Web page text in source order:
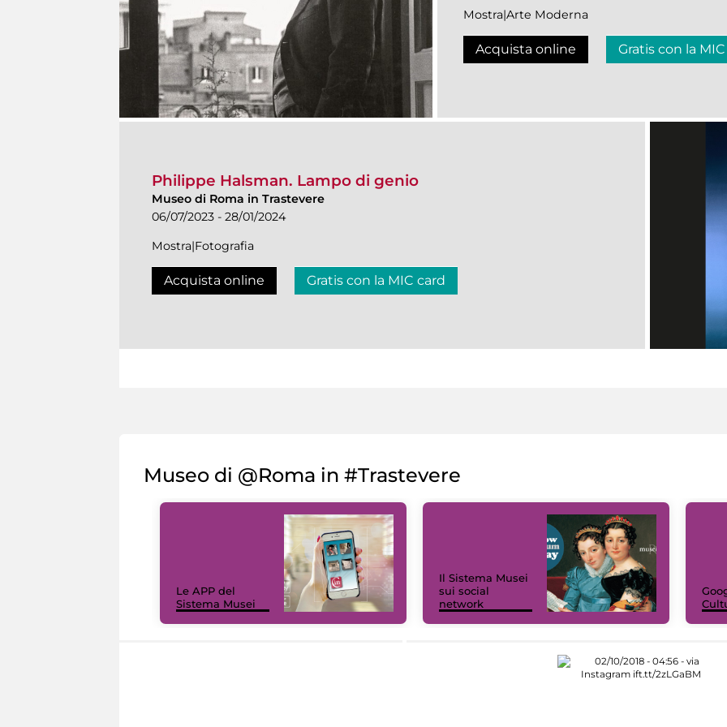
Mostra|Arte Moderna
Acquista online Gratis con la
Philippe Halsman. Lampo di genio
Museo di Roma in Trastevere
06/07/2023 - 28/01/2024
Mostra|Fotografia
Acquista online Gratis con la MIC card
Museo di @Roma in #Trastevere
Le APP del
Sistema Musei
Il Sistema Musei
sui social
network